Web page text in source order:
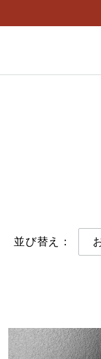
並び替え：